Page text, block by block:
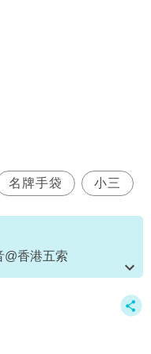
名牌手袋 小三
@香港五索